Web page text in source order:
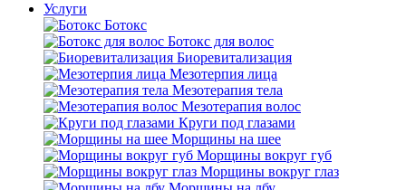
Услуги
Ботокс
Ботокс для волос
Биоревитализация
Мезотерпия лица
Мезотерапия тела
Мезотерапия волос
Круги под глазами
Морщины на шее
Морщины вокруг губ
Морщины вокруг глаз